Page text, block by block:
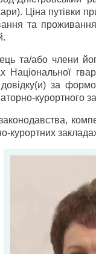
Ціна путівки
та
та/або члени
Національної
довідку(и) за
курортного
курортних